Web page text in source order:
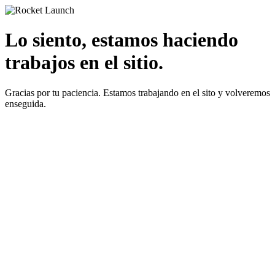
Lo siento, estamos haciendo
trabajos en el sitio.
Gracias por tu paciencia. Estamos trabajando en el sito y volveremos
enseguida.